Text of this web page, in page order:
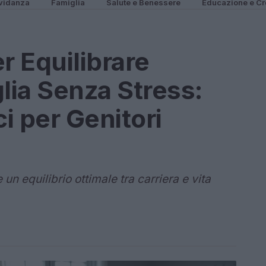
Famiglia Salute e Benessere Educazione e
Equilibrare
Senza Stress:
per Genitori
equilibrio ottimale tra carriera e vita